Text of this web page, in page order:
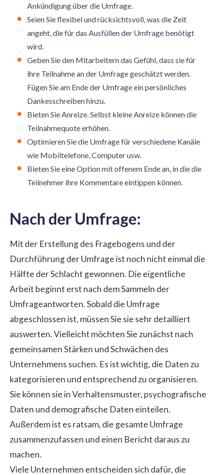
Ankündigung über die Umfrage.
Seien Sie flexibel und rücksichtsvoll, was die Zeit
angeht, die für das Ausfüllen der Umfrage benötigt
wird.
Geben Sie den Mitarbeitern das Gefühl, dass sie für
ihre Teilnahme an der Umfrage geschätzt werden.
Fügen Sie am Ende der Umfrage ein persönliches
Dankesschreiben hinzu.
Bieten Sie Anreize. Selbst kleine Anreize können die
Teilnahmequote erhöhen.
Optimieren Sie die Umfrage für verschiedene Kanäle
wie Mobiltelefone, Computer usw.
Bieten Sie eine Option mit offenem Ende an, in die die
Teilnehmer ihre Kommentare eintippen können.
Nach der Umfrage:
Mit der Erstellung des Fragebogens und der
Durchführung der Umfrage ist noch nicht einmal die
Hälfte der Schlacht gewonnen. Die eigentliche
Arbeit beginnt erst nach dem Sammeln der
Umfrageantworten. Sobald die Umfrage
abgeschlossen ist, müssen Sie sie sehr detailliert
auswerten. Vielleicht möchten Sie zunächst nach
gemeinsamen Stärken und Schwächen des
Unternehmens suchen. Es ist wichtig, die Daten zu
kategorisieren und entsprechend zu organisieren.
Sie können sie in Verhaltensmuster, psychografische
Daten und demografische Daten einteilen.
Außerdem ist es ratsam, die gesamte Umfrage
zusammenzufassen und einen Bericht daraus zu
machen.
Viele Unternehmen entscheiden sich dafür, die